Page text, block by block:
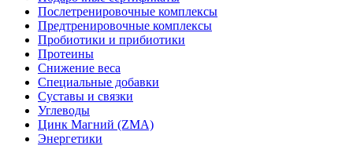
Послетренировочные комплексы
Предтренировочные комплексы
Пробиотики и прибиотики
Протеины
Снижение веса
Специальные добавки
Суставы и связки
Углеводы
Цинк Магний (ZMA)
Энергетики